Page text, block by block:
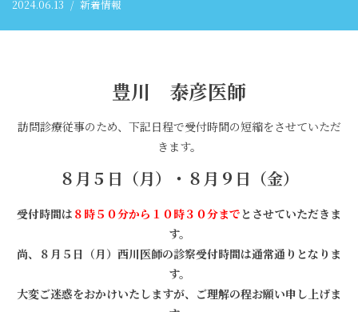
ス
キ
2024.06.13 新着情報
豊川 泰彦医師
訪問診療従事のため、下記日程で受付時間の短縮をさせていただ
きます。
８月５日（月）・８月９日（金）
受付時間は ８時５０分から１０時３０分まで とさせていただきま
す。
尚、８月５日（月）西川医師の診察受付時間は通常通りとなりま
す。
大変ご迷惑をおかけいたしますが、ご理解の程お願い申し上げま